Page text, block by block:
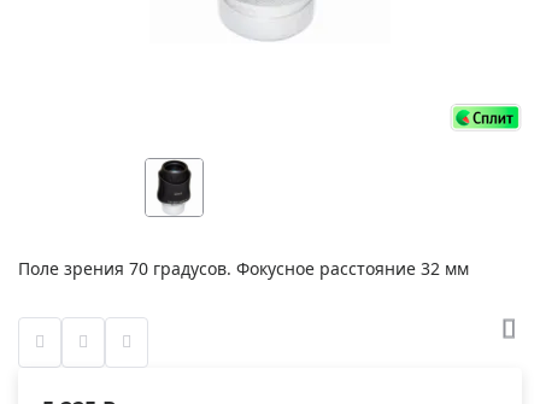
Поле зрения 70 градусов. Фокусное расстояние 32 мм